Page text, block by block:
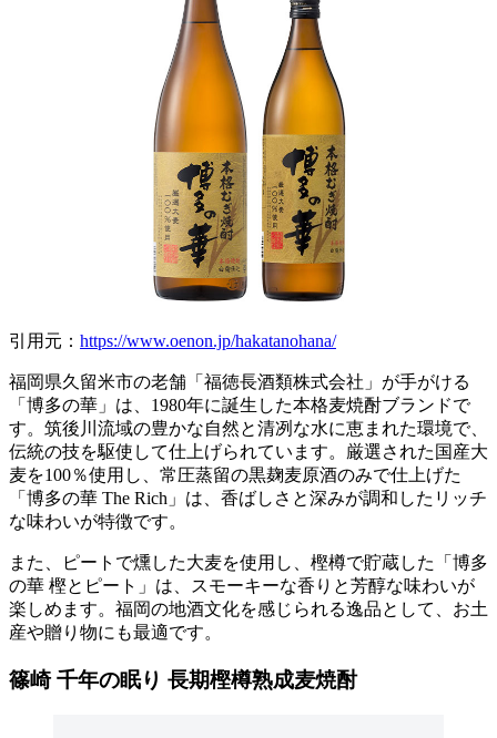
引用元： https://www.oenon.jp/hakatanohana/
福岡県久留米市の老舗「福徳長酒類株式会社」が手がける
「博多の華」は、1980年に誕生した本格麦焼酎ブランドで
す。筑後川流域の豊かな自然と清冽な水に恵まれた環境で、
伝統の技を駆使して仕上げられています。厳選された国産大
麦を100％使用し、常圧蒸留の黒麹麦原酒のみで仕上げた
「博多の華 The Rich」は、香ばしさと深みが調和したリッチ
な味わいが特徴です。
また、ピートで燻した大麦を使用し、樫樽で貯蔵した「博多
の華 樫とピート」は、スモーキーな香りと芳醇な味わいが
楽しめます。福岡の地酒文化を感じられる逸品として、お土
産や贈り物にも最適です。
篠崎 千年の眠り 長期樫樽熟成麦焼酎